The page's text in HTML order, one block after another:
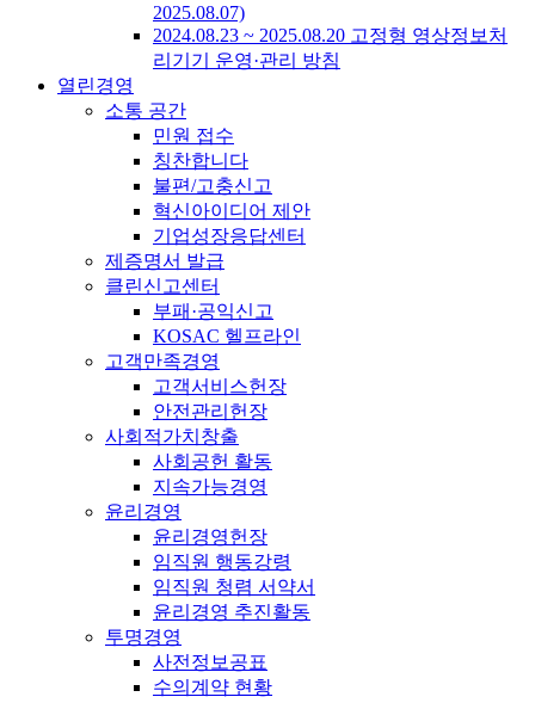
2025.08.07)
2024.08.23 ~ 2025.08.20 고정형 영상정보처
리기기 운영·관리 방침
열린경영
소통 공간
민원 접수
칭찬합니다
불편/고충신고
혁신아이디어 제안
기업성장응답센터
제증명서 발급
클린신고센터
부패·공익신고
KOSAC 헬프라인
고객만족경영
고객서비스헌장
안전관리헌장
사회적가치창출
사회공헌 활동
지속가능경영
윤리경영
윤리경영헌장
임직원 행동강령
임직원 청렴 서약서
윤리경영 추진활동
투명경영
사전정보공표
수의계약 현황